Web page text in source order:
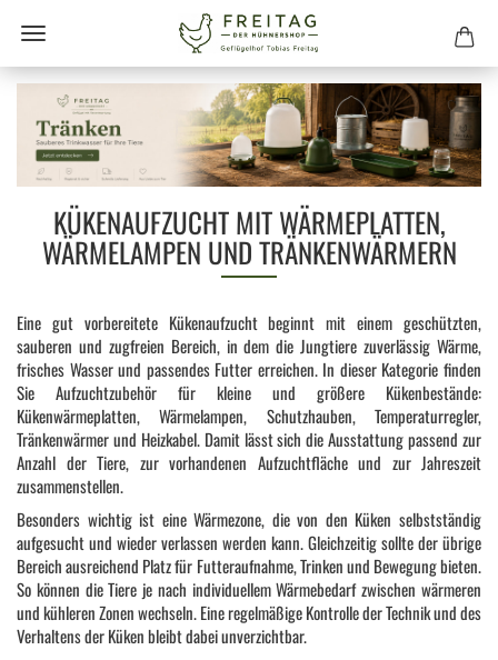
KÜKENAUFZUCHT MIT WÄRMEPLATTEN,
WÄRMELAMPEN UND TRÄNKENWÄRMERN
Eine gut vorbereitete Kükenaufzucht beginnt mit einem geschützten,
sauberen und zugfreien Bereich, in dem die Jungtiere zuverlässig Wärme,
frisches Wasser und passendes Futter erreichen. In dieser Kategorie finden
Sie Aufzuchtzubehör für kleine und größere Kükenbestände:
Kükenwärmeplatten, Wärmelampen, Schutzhauben, Temperaturregler,
Tränkenwärmer und Heizkabel. Damit lässt sich die Ausstattung passend zur
Anzahl der Tiere, zur vorhandenen Aufzuchtfläche und zur Jahreszeit
zusammenstellen.
Besonders wichtig ist eine Wärmezone, die von den Küken selbstständig
aufgesucht und wieder verlassen werden kann. Gleichzeitig sollte der übrige
Bereich ausreichend Platz für Futteraufnahme, Trinken und Bewegung bieten.
So können die Tiere je nach individuellem Wärmebedarf zwischen wärmeren
und kühleren Zonen wechseln. Eine regelmäßige Kontrolle der Technik und des
Verhaltens der Küken bleibt dabei unverzichtbar.